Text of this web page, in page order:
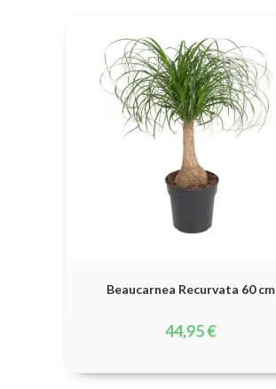
Beaucarnea Recurvata 60 cm
44,95€